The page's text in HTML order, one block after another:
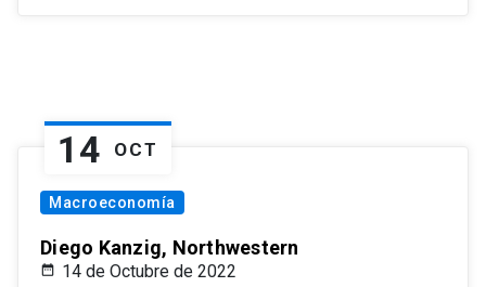
14 OCT
Macroeconomía
Diego Kanzig, Northwestern
14 de Octubre de 2022